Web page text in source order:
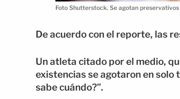
Foto Shutterstock. Se agotan
De acuerdo con el reporte, las
Un atleta citado por el medio,
existencias se agotaron en solo
sabe cuándo?”.